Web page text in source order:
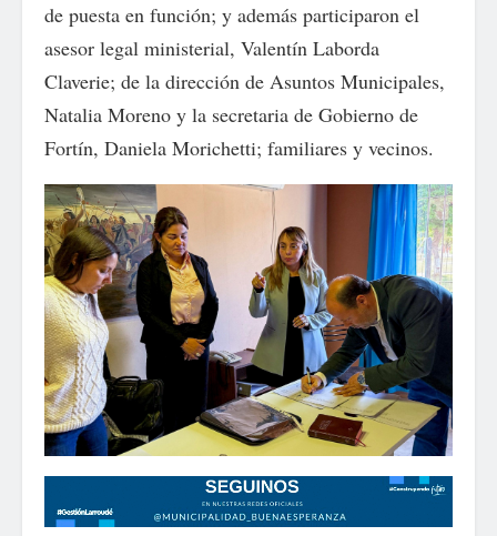
de puesta en función; y además participaron el
asesor legal ministerial, Valentín Laborda
Claverie; de la dirección de Asuntos Municipales,
Natalia Moreno y la secretaria de Gobierno de
Fortín, Daniela Morichetti; familiares y vecinos.